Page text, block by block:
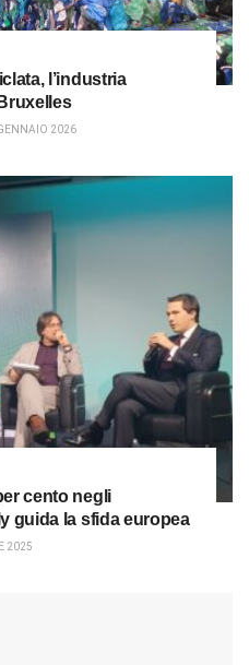
l’industria
2026
cento negli
guida la sfida europea
2025